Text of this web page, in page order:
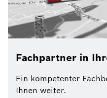
Fachpartner in
Ein kompetenter
Ihnen weiter.